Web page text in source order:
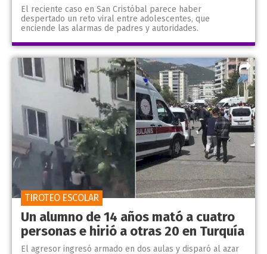
El reciente caso en San Cristóbal parece haber
despertado un reto viral entre adolescentes, que
enciende las alarmas de padres y autoridades.
Un alumno de 14 años mató a cuatro
personas e hirió a otras 20 en Turquía
El agresor ingresó armado en dos aulas y disparó al azar
TIROTEO ESCOLAR